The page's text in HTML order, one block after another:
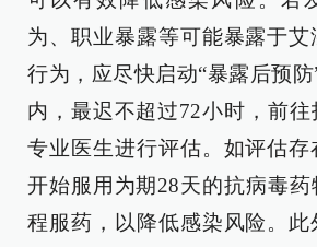
为、职业暴露等可能暴露于
行为，应尽快启动“暴露后预
内，最迟不超过72小时，前
专业医生进行评估。如评估
开始服用为期28天的抗病毒
程服药，以降低感染风险。